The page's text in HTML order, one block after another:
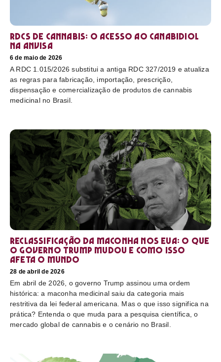
RDCs de cannabis: o acesso ao canabidiol
na Anvisa
6 de maio de 2026
A RDC 1.015/2026 substitui a antiga RDC 327/2019 e atualiza
as regras para fabricação, importação, prescrição,
dispensação e comercialização de produtos de cannabis
medicinal no Brasil.
Reclassificação da maconha nos EUA: o que
o governo Trump mudou e como isso
afeta o mundo
28 de abril de 2026
Em abril de 2026, o governo Trump assinou uma ordem
histórica: a maconha medicinal saiu da categoria mais
restritiva da lei federal americana. Mas o que isso significa na
prática? Entenda o que muda para a pesquisa científica, o
mercado global de cannabis e o cenário no Brasil.